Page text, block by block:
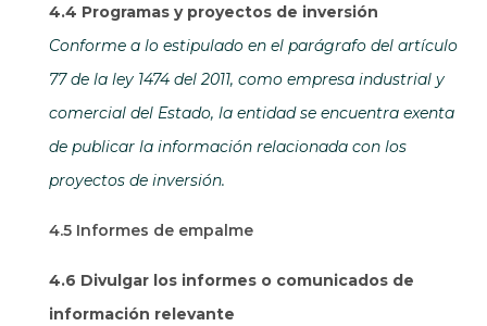
4.4 Programas y proyectos de inversión
Conforme a lo estipulado en el parágrafo del artículo
77 de la ley 1474 del 2011, como empresa industrial y
comercial del Estado, la entidad se encuentra exenta
de publicar la información relacionada con los
proyectos de inversión.
4.5 Informes de empalme
4.6 Divulgar los informes o comunicados de
información relevante